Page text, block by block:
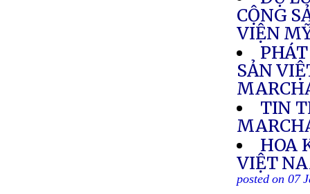
CỘNG
VIỆN
SẢN
TIN
HOA
VIỆT
posted on 07